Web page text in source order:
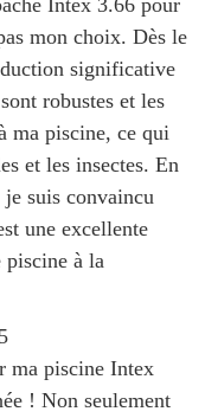
mon choix. Dès le
significative
robustes et les
ma piscine, ce qui
et les insectes. En
suis convaincu
une excellente
à la
ma piscine Intex
! Non seulement